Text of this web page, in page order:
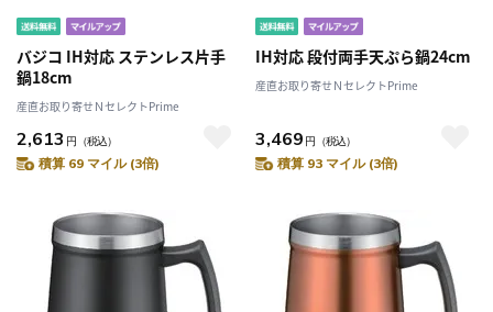
バジコ IH対応 ステンレス片手
鍋18cm
産直お取り寄せＮセレクトPrime
2,613 円 （税込）
積算 69 マイル (3倍)
IH対応 段付両手天ぷら鍋24cm
産直お取り寄せＮセレクトPrime
3,469 円 （税込）
積算 93 マイル (3倍)